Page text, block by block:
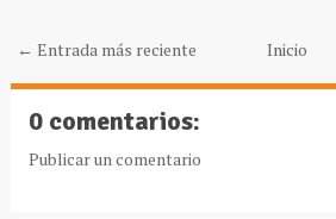
← Entrada más reciente Inicio
0 comentarios:
Publicar un comentario